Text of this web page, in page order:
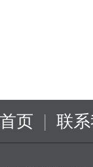
页 | 联